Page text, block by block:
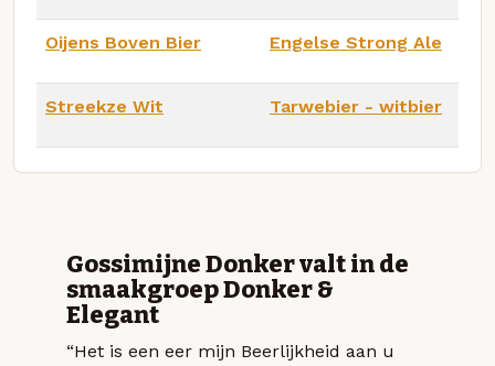
Oijens Boven Bier Engelse Strong Ale
Streekze Wit Tarwebier - witbier
Gossimijne Donker valt in de
smaakgroep Donker &
Elegant
“Het is een eer mijn Beerlijkheid aan u